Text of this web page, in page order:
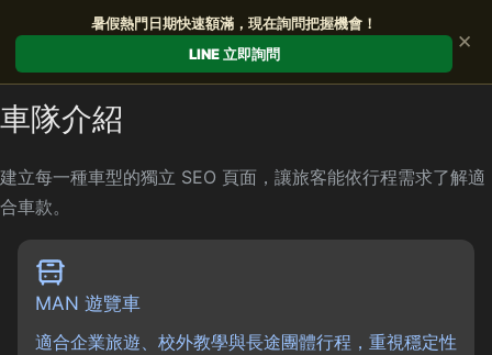
暑假熱門日期快速額滿，現在詢問把握機會！
LINE 立即詢問
✕
車隊介紹
建立每一種車型的獨立 SEO 頁面，讓旅客能依行程需求了解適
合車款。
MAN 遊覽車
適合企業旅遊、校外教學與長途團體行程，重視穩定性